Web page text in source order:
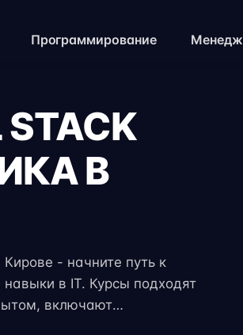
Программирование
В
- начните путь к
в IT. Курсы подходят
включают
и консультации